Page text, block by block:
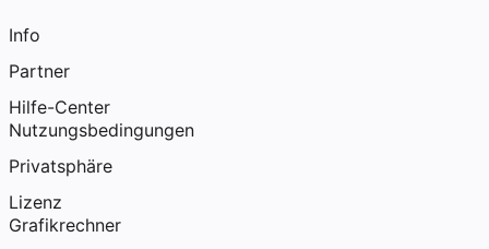
Info
Partner
Hilfe-Center
Nutzungsbedingungen
Privatsphäre
Lizenz
Grafikrechner